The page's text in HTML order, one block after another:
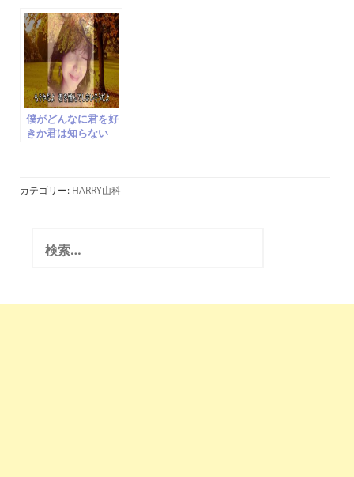
「宇宙意識から 伝わ
ってきたこと」を読
み解く
僕がどんなに君を好
きか君は知らない
カテゴリー: HARRY山科